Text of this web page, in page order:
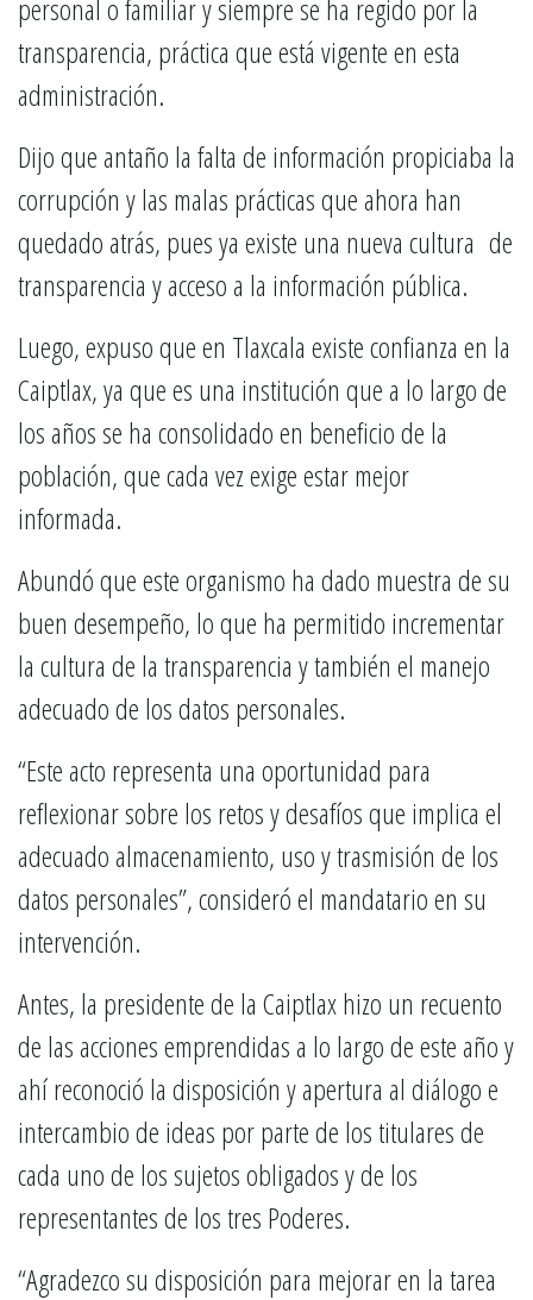
personal o familiar y siempre se ha regido por la
transparencia, práctica que está vigente en esta
administración.
Dijo que antaño la falta de información propiciaba la
corrupción y las malas prácticas que ahora han
quedado atrás, pues ya existe una nueva cultura de
transparencia y acceso a la información pública.
Luego, expuso que en Tlaxcala existe confianza en la
Caiptlax, ya que es una institución que a lo largo de
los años se ha consolidado en beneficio de la
población, que cada vez exige estar mejor
informada.
Abundó que este organismo ha dado muestra de su
buen desempeño, lo que ha permitido incrementar
la cultura de la transparencia y también el manejo
adecuado de los datos personales.
“Este acto representa una oportunidad para
reflexionar sobre los retos y desafíos que implica el
adecuado almacenamiento, uso y trasmisión de los
datos personales”, consideró el mandatario en su
intervención.
Antes, la presidente de la Caiptlax hizo un recuento
de las acciones emprendidas a lo largo de este año y
ahí reconoció la disposición y apertura al diálogo e
intercambio de ideas por parte de los titulares de
cada uno de los sujetos obligados y de los
representantes de los tres Poderes.
“Agradezco su disposición para mejorar en la tarea